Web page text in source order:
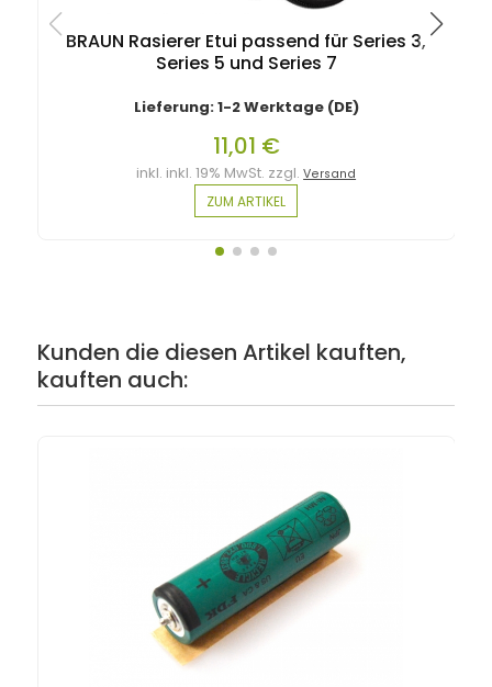
BRAUN Rasierer Etui passend für Series 3,
Series 5 und Series 7
Lieferung: 1-2 Werktage (DE)
11,01 €
inkl. inkl. 19% MwSt. zzgl.Versand
ZUM ARTIKEL
Kunden die diesen Artikel kauften,
kauften auch: